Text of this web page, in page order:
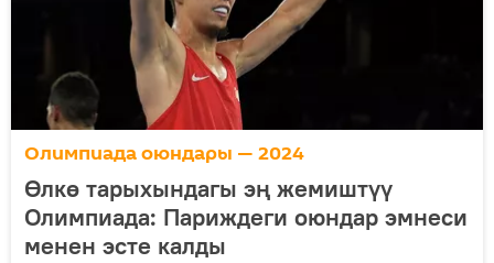
Олимпиада оюндары — 2024
Өлкө тарыхындагы эң жемиштүү
Олимпиада: Париждеги оюндар эмнеси
менен эсте калды